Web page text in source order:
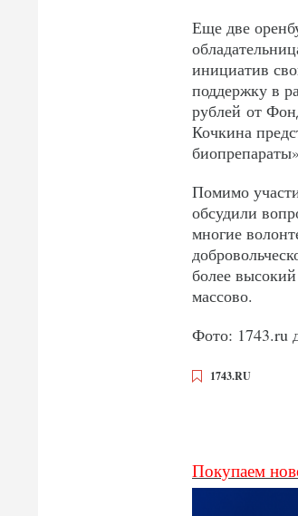
Еще две
инициатив
поддержку в
рублей от
Кочкина
Помимо
обсудили
многие
более
массово.
Фото: 1743.ru
1743.RU
Покупаем